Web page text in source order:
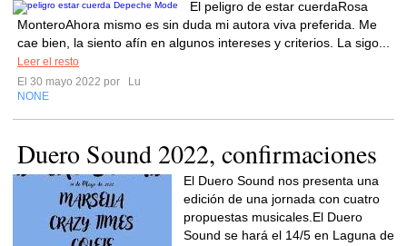
El peligro de estar cuerdaRosa
MonteroAhora mismo es sin duda mi autora viva preferida. Me
cae bien, la siento afín en algunos intereses y criterios. La sigo...
Leer el resto
El 30 mayo 2022 por
Lu
NONE
Duero Sound 2022, confirmaciones
El Duero Sound nos presenta una
edición de una jornada con cuatro
propuestas musicales.El Duero
Sound se hará el 14/5 en Laguna de